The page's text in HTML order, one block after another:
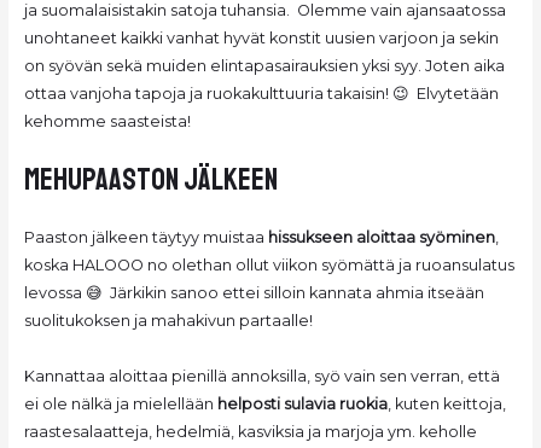
ja suomalaisistakin satoja tuhansia. Olemme vain ajansaatossa
unohtaneet kaikki vanhat hyvät konstit uusien varjoon ja sekin
on syövän sekä muiden elintapasairauksien yksi syy. Joten aika
ottaa vanjoha tapoja ja ruokakulttuuria takaisin! 😉 Elvytetään
kehomme saasteista!
mehuPaaston jälkeen
Paaston jälkeen täytyy muistaa hissukseen aloittaa syöminen,
koska HALOOO no olethan ollut viikon syömättä ja ruoansulatus
levossa 😅 Järkikin sanoo ettei silloin kannata ahmia itseään
suolitukoksen ja mahakivun partaalle!
Kannattaa aloittaa pienillä annoksilla, syö vain sen verran, että
ei ole nälkä ja mielellään helposti sulavia ruokia, kuten keittoja,
raastesalaatteja, hedelmiä, kasviksia ja marjoja ym. keholle